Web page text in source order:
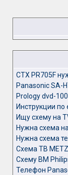
CTX PR705F
Panasonic SA-
Prology dvd-
Инструкции
Ищу схему на
Нужна схема
Нужна схема
Схема ТВ
Схему ВМ
Телефон